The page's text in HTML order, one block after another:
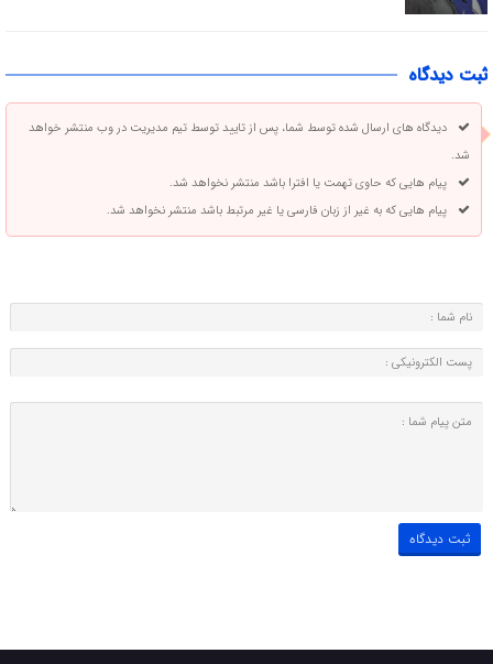
ثبت دیدگاه
دیدگاه های ارسال شده توسط شما، پس از تایید توسط تیم مدیریت در وب منتشر خواهد
شد.
پیام هایی که حاوی تهمت یا افترا باشد منتشر نخواهد شد.
پیام هایی که به غیر از زبان فارسی یا غیر مرتبط باشد منتشر نخواهد شد.